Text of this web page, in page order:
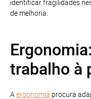
identificar fragilidades
de melhoria.
trabalho à
A ergonomia procura